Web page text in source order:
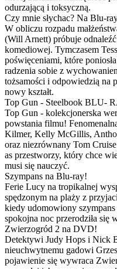
odurzającą i toksyczną.
Czy mnie słychac? Na Blu-
W obliczu rozpadu
(Will Arnett) próbuje
komediowej. Tymczasem
poświęceniami, które
radzenia sobie z
tożsamości i odpowiedzią na
nowy kształt.
Top Gun - Steelbook BLU-
Top Gun - kolekcjonerska
powstania filmu!
Kilmer, Kelly McGillis,
oraz niezrównany Tom
as przestworzy, który chce
musi się nauczyć.
Szympans na Blu-ray!
Ferie Lucy na tropikalnej
spędzonym na plaży z
kiedy udomowiony szympans
spokojna noc przerodziła się
Zwierzogród 2 na DVD!
Detektywi Judy Hops i Nick
nieuchwytnemu gadowi
pojawienie się wywraca